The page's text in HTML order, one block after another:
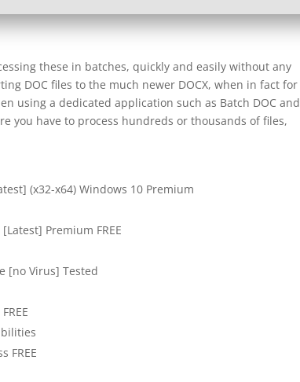
these in batches, quickly and easily without any
DOC files to the much newer DOCX, when in fact for
using a dedicated application such as Batch DOC and
you have to process hundreds or thousands of files,
(x32-x64) Windows 10 Premium
Premium FREE
[no Virus] Tested
FREE